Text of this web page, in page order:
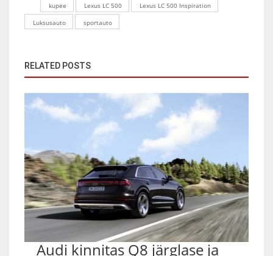
kupee Lexus LC 500
Lexus LC 500 Inspiration
Luksusauto
sportauto
RELATED POSTS
Audi kinnitas Q8 järglase ja